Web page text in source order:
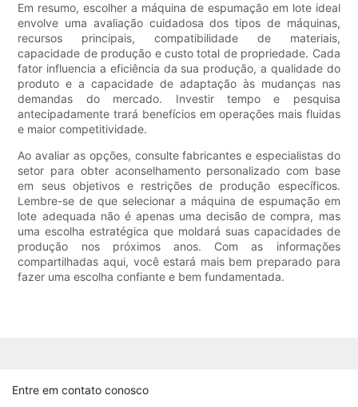
Em resumo, escolher a máquina de espumação em lote ideal
envolve uma avaliação cuidadosa dos tipos de máquinas,
recursos principais, compatibilidade de materiais,
capacidade de produção e custo total de propriedade. Cada
fator influencia a eficiência da sua produção, a qualidade do
produto e a capacidade de adaptação às mudanças nas
demandas do mercado. Investir tempo e pesquisa
antecipadamente trará benefícios em operações mais fluidas
e maior competitividade.
Ao avaliar as opções, consulte fabricantes e especialistas do
setor para obter aconselhamento personalizado com base
em seus objetivos e restrições de produção específicos.
Lembre-se de que selecionar a máquina de espumação em
lote adequada não é apenas uma decisão de compra, mas
uma escolha estratégica que moldará suas capacidades de
produção nos próximos anos. Com as informações
compartilhadas aqui, você estará mais bem preparado para
fazer uma escolha confiante e bem fundamentada.
Entre em contato conosco